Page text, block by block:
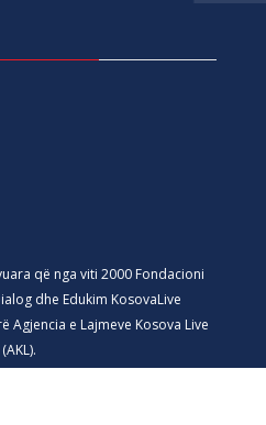
që nga viti 2000 Fondacioni
dhe Edukim KosovaLive
Agjencia e Lajmeve Kosova Live
(AKL).